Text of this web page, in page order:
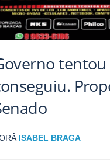
ISABEL BRAGA